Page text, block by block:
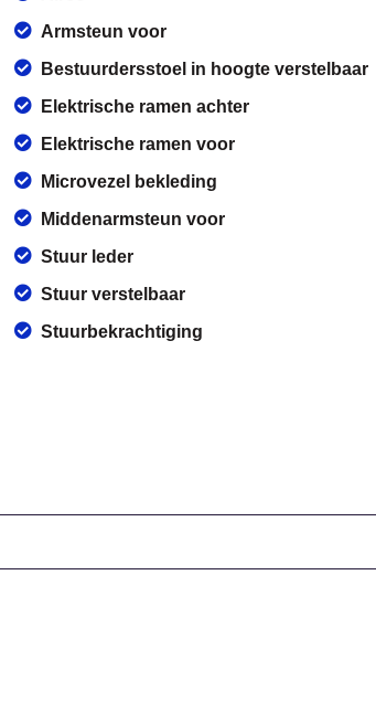
Armsteun voor
Bestuurdersstoel in hoogte verstelbaar
Elektrische ramen achter
Elektrische ramen voor
Microvezel bekleding
Middenarmsteun voor
Stuur leder
Stuur verstelbaar
Stuurbekrachtiging